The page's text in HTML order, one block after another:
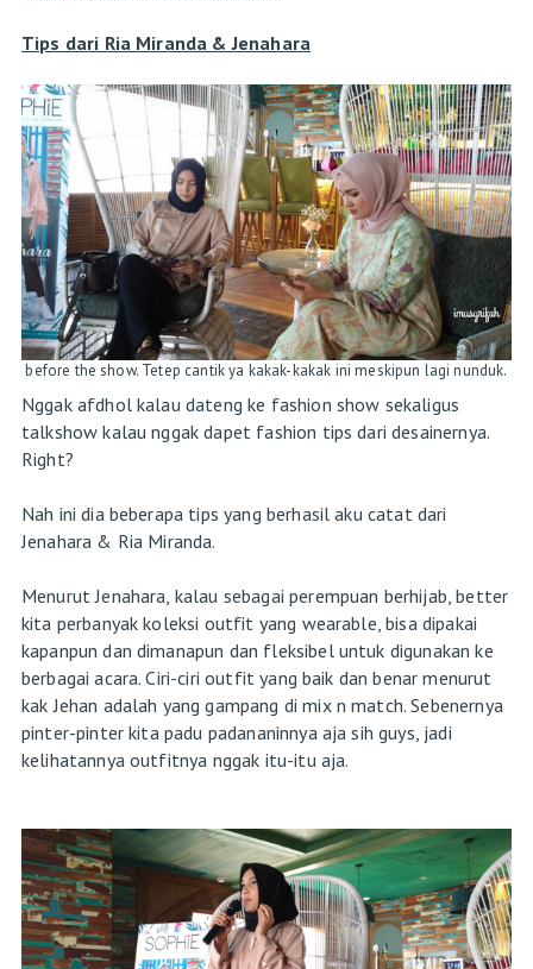
Tips dari Ria Miranda & Jenahara
before the show. Tetep cantik ya kakak-kakak ini meskipun lagi nunduk.
Nggak afdhol kalau dateng ke fashion show sekaligus
talkshow kalau nggak dapet fashion tips dari desainernya.
Right?
Nah ini dia beberapa tips yang berhasil aku catat dari
Jenahara & Ria Miranda.
Menurut Jenahara, kalau sebagai perempuan berhijab, better
kita perbanyak koleksi outfit yang wearable, bisa dipakai
kapanpun dan dimanapun dan fleksibel untuk digunakan ke
berbagai acara. Ciri-ciri outfit yang baik dan benar menurut
kak Jehan adalah yang gampang di mix n match. Sebenernya
pinter-pinter kita padu padananinnya aja sih guys, jadi
kelihatannya outfitnya nggak itu-itu aja.